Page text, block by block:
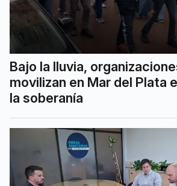
Bajo la lluvia,
movilizan en Mar del Plata
la soberanía